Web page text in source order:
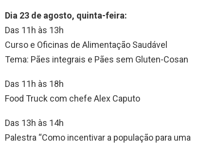
Dia 23 de agosto, quinta-feira:
Das 11h às 13h
Curso e Oficinas de Alimentação Saudável
Tema: Pães integrais e Pães sem Gluten-Cosan
Das 11h às 18h
Food Truck com chefe Alex Caputo
Das 13h às 14h
Palestra “Como incentivar a população para uma